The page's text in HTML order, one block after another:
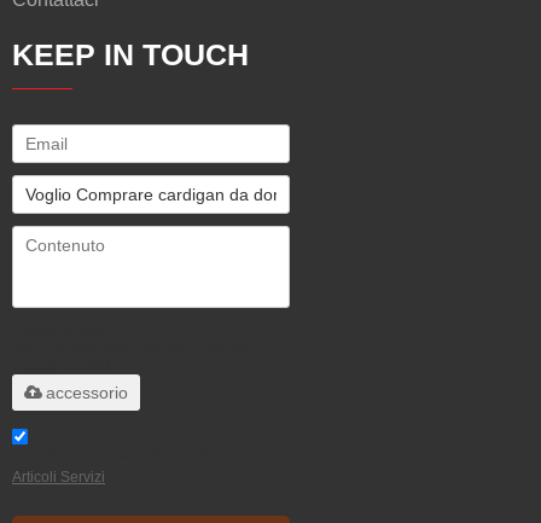
KEEP IN TOUCH
accessorio
Articoli Servizi